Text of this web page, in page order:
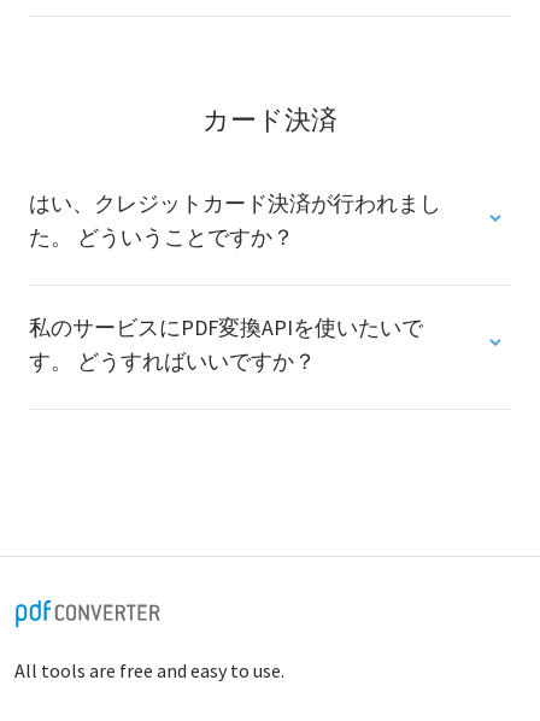
カード決済
はい、クレジットカード決済が行われまし
た。 どういうことですか？
私のサービスにPDF変換APIを使いたいで
す。 どうすればいいですか？
All tools are free and easy to use.